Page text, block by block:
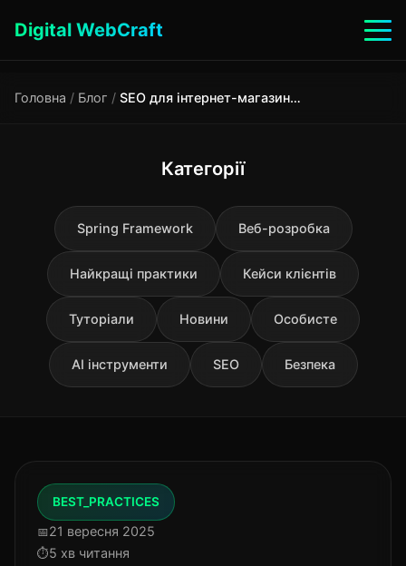
Digital WebCraft
Головна / Блог / SEO для інтернет-магазину: що потрібно зробити перед запуском
Категорії
Spring Framework Веб-розробка
Найкращі практики Кейси клієнтів
Туторіали Новини Особисте
AI інструменти SEO Безпека
BEST_PRACTICES
21 вересня 2025
5 хв читання